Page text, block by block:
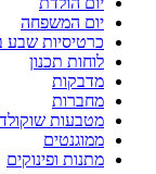
יום המשפחה
כרטיסיות שבע
לוחות תכנון
מדבקות
מחברות
מטבעות שוקולד
ממוגנטים
מתנות ופינוקים